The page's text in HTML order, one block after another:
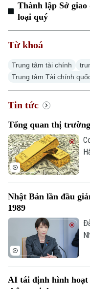
Thành lập Sở
loại quý
Từ khoá
Trung tâm tài chính
Trung tâm Tài chính
Tin tức
Tổng quan thị
Nhật Bản lần đầu
1989
AI tái định hình hoạt